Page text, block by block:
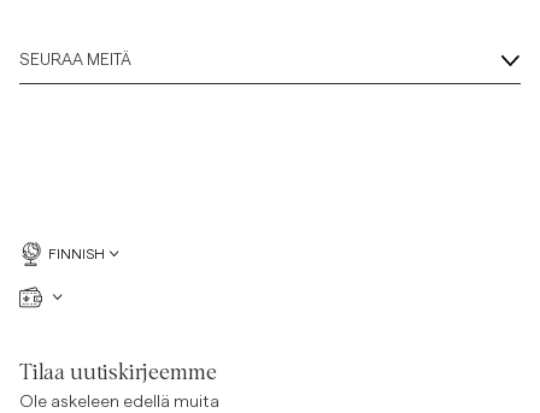
SEURAA MEITÄ
FINNISH
Tilaa uutiskirjeemme
Ole askeleen edellä muita